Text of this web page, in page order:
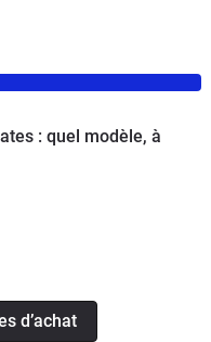
: quel modèle, à
d’achat